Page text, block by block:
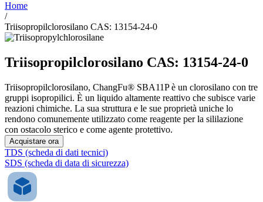
Home
/
Triisopropilclorosilano CAS: 13154-24-0
Triisopropilclorosilano CAS: 13154-24-0
Triisopropilclorosilano, ChangFu® SBA11P è un clorosilano con tre
gruppi isopropilici. È un liquido altamente reattivo che subisce varie
reazioni chimiche. La sua struttura e le sue proprietà uniche lo
rendono comunemente utilizzato come reagente per la sililazione
con ostacolo sterico e come agente protettivo.
Acquistare ora
TDS (scheda di dati tecnici)
SDS (scheda di data di sicurezza)